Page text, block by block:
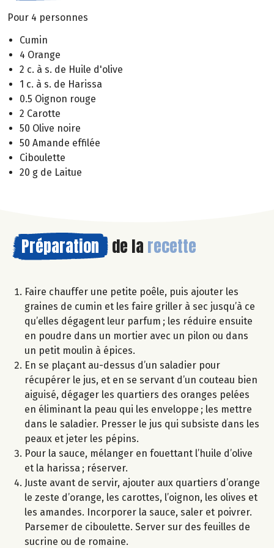
Pour 4 personnes
Cumin
4 Orange
2 c. à s. de Huile d'olive
1 c. à s. de Harissa
0.5 Oignon rouge
2 Carotte
50 Olive noire
50 Amande effilée
Ciboulette
20 g de Laitue
Préparation de la recette
Faire chauffer une petite poêle, puis ajouter les
graines de cumin et les faire griller à sec jusqu’à ce
qu’elles dégagent leur parfum ; les réduire ensuite
en poudre dans un mortier avec un pilon ou dans
un petit moulin à épices.
En se plaçant au-dessus d’un saladier pour
récupérer le jus, et en se servant d’un couteau bien
aiguisé, dégager les quartiers des oranges pelées
en éliminant la peau qui les enveloppe ; les mettre
dans le saladier. Presser le jus qui subsiste dans les
peaux et jeter les pépins.
Pour la sauce, mélanger en fouettant l’huile d’olive
et la harissa ; réserver.
Juste avant de servir, ajouter aux quartiers d’orange
le zeste d’orange, les carottes, l’oignon, les olives et
les amandes. Incorporer la sauce, saler et poivrer.
Parsemer de ciboulette. Server sur des feuilles de
sucrine ou de romaine.